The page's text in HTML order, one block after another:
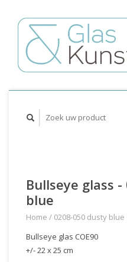
Bullseye glass
blue
Home / 0208-050 dusty blue
Bullseye glas COE90
+/- 22 x 25 cm